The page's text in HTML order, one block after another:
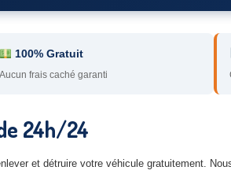
100% Gratuit
Aucun frais caché garanti
24h/24
et détruire votre véhicule gratuitement.